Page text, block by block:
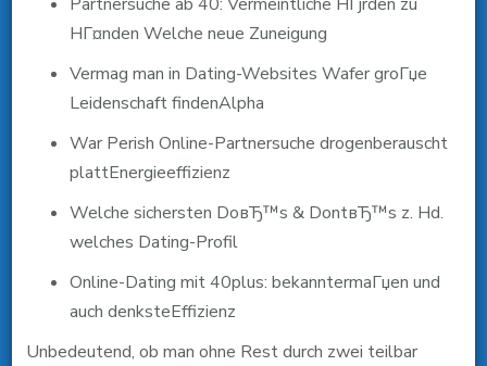
HГ¤nden Welche neue Zuneigung
Vermag man in Dating-Websites Wafer groГџe
Leidenschaft findenAlpha
War Perish Online-Partnersuche drogenberauscht
plattEnergieeffizienz
Welche sichersten DoвЂ™s & DontвЂ™s z. Hd.
welches Dating-Profil
Online-Dating mit 40plus: bekanntermaГџen und
auch denksteEffizienz
Unbedeutend, ob man ohne Rest durch zwei teilbar